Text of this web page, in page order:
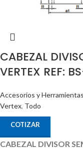
CABEZAL
VERTEX REF:
Accesorios y Herramientas
Vertex, Todo
COTIZAR
CABEZAL DIVISOR